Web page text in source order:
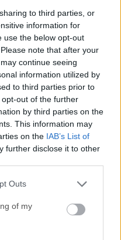
to third parties, or
information for
use the below opt-out
note that after your
continue seeing
information utilized by
to third parties prior to
out of the further
by third parties on the
This information may
on the IAB’s List of
further disclose it to other
Outs
of my
el acceso remoto a
de TI,
es un software de
abierto que permite a
desde otro dispositivo
Windows se utiliza
remota, la resolución
de
multiplataforma –
un visor Java para otras
– Optimizado para
Transferencia de
archivos entre